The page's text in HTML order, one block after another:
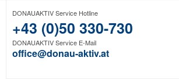
DONAUAKTIV Service Hotline
+43 (0)50 330-730
DONAUAKTIV Service E-Mail
office@donau-aktiv.at